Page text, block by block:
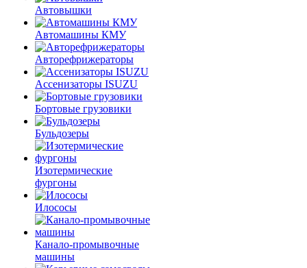
Автовышки
Автомашины КМУ
Авторефрижераторы
Ассенизаторы ISUZU
Бортовые грузовики
Бульдозеры
Изотермические
фургоны
Илососы
Канало-промывочные
машины